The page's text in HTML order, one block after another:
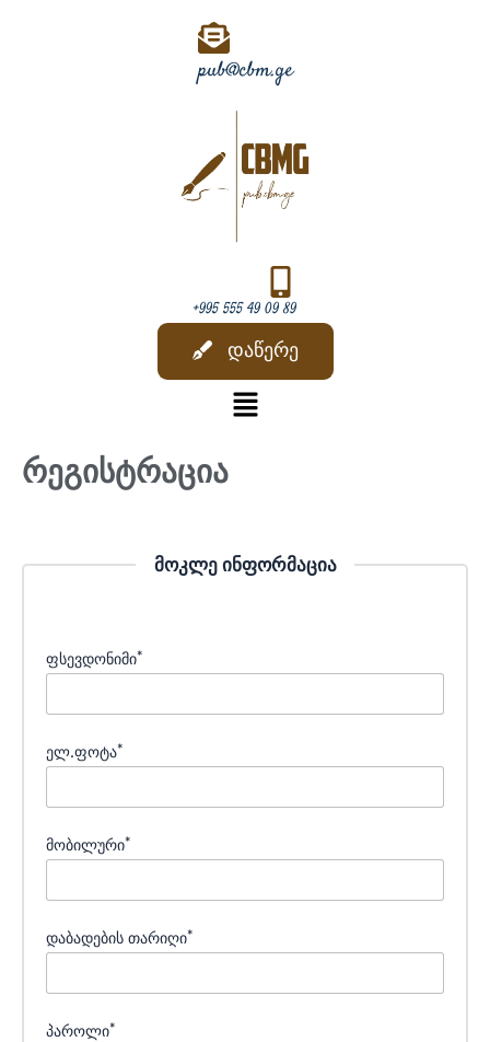
pub@cbm.ge
+995 555 49 09 89
დაწერე
Menu
რეგისტრაცია
მოკლე ინფორმაცია
ფსევდონიმი*
ელ.ფოტა*
მობილური*
დაბადების თარიღი*
პაროლი*